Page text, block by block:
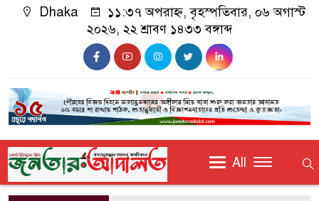
Dhaka
১১:৩৭ অপরাহ্ন, বৃহস্পতিবার, ০৬ অগাস্ট
২০২৬, ২২ শ্রাবণ ১৪৩৩ বঙ্গাব্দ
All